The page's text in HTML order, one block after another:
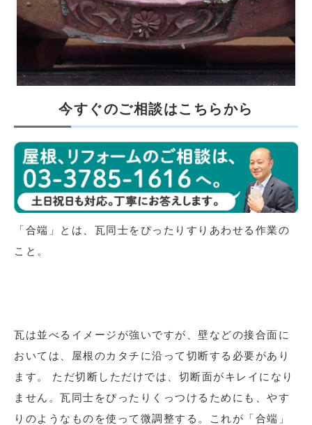
今すぐのご相談はこちらから
「合端」とは、瓦同士をぴったりすりあわせる作業の
こと。
瓦は並べるイメージが強いですが、壁などの接合面に
おいては、屋根のカタチに沿って切断する必要があり
ます。 ただ切断しただけでは、切断面がキレイになり
ません。瓦同士をぴったりくっつけるためにも、やす
りのようなものを使って微調整する。これが「合端」